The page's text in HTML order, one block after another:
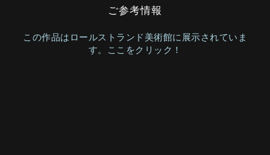
ご参考情報
この作品はロールストランド美術館に展示されていま
す。ここをクリック！